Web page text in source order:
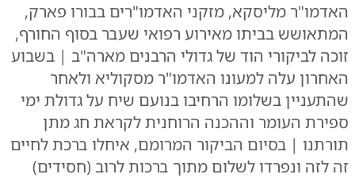
האדמו"ר מליסקא, מזקני האדמו"רים בבורו פארק,
המתאושש בביתו מאירוע רפואי שעבר בסוף החורף,
זוכה לביקורי הוד של גדולי הרבנים מארה"ב | בשבוע
האחרון עלה למעונו האדמו"ר מסקוליא ולאחר
שהתעניין בשלומו הרחיבו בנועם שיח על גדולת ימי
ספירת העומר וההכנה הרוחנית לקראת חג מתן
תורתנו | בסיום הביקור המרומם, איחלו ברכת לחיים
זה לזה ונפרדו לשלום מתוך ברכות לרוב (חסידים)